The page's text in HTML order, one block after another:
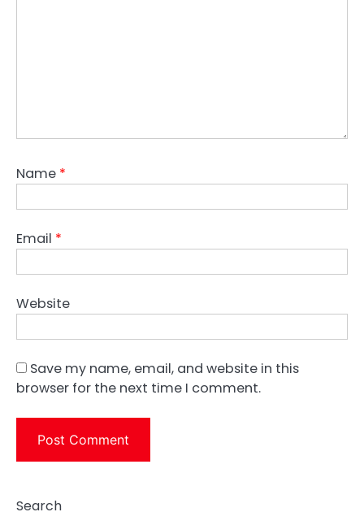
Name *
Email *
Website
Save my name, email, and website in this
browser for the next time I comment.
Search